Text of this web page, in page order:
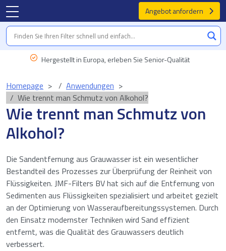
Angebot anfordern
Hergestellt in Europa, erleben Sie Senior-Qualität
Homepage
Anwendungen
Wie trennt man Schmutz von Alkohol?
Wie trennt man Schmutz von
Alkohol?
Die Sandentfernung aus Grauwasser ist ein wesentlicher
Bestandteil des Prozesses zur Überprüfung der Reinheit von
Flüssigkeiten. JMF-Filters BV hat sich auf die Entfernung von
Sedimenten aus Flüssigkeiten spezialisiert und arbeitet gezielt
an der Optimierung von Wasseraufbereitungssystemen. Durch
den Einsatz modernster Techniken wird Sand effizient
entfernt, was die Qualität des Grauwassers deutlich
verbessert.